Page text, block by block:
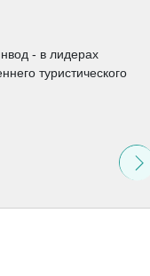
- в лидерах
туристического